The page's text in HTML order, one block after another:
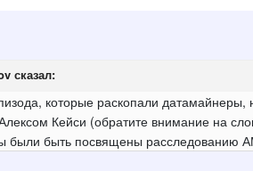
сказал:
которые раскопали
Кейси (обратите внимание на
были быть посвящены расследованию